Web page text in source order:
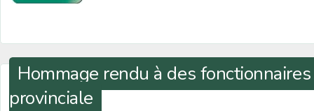
Hommage rendu à des
provinciale